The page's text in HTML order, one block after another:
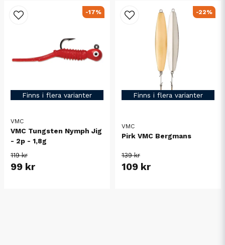
Finns i flera varianter
VMC
VMC Tungsten Nymph Jig
- 2p - 1,8g
119 kr
99 kr
-17%
Finns i flera varianter
VMC
Pirk VMC Bergmans
139 kr
109 kr
-22%